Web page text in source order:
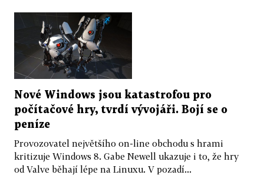
Nové Windows jsou katastrofou pro
počítačové hry, tvrdí vývojáři. Bojí se o
peníze
Provozovatel největšího on-line obchodu s hrami
kritizuje Windows 8. Gabe Newell ukazuje i to, že hry
od Valve běhají lépe na Linuxu. V pozadí...